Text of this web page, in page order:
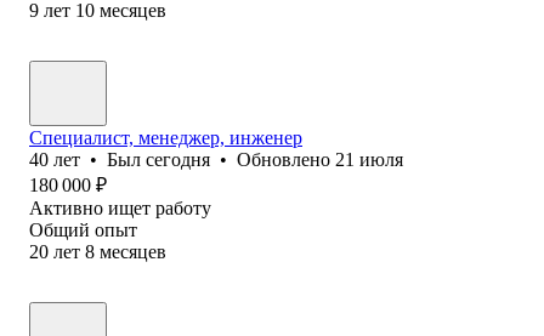
9 лет 10 месяцев
Специалист, менеджер, инженер
40 лет • Был сегодня • Обновлено 21 июля
180 000 ₽
Активно ищет работу
Общий опыт
20 лет 8 месяцев